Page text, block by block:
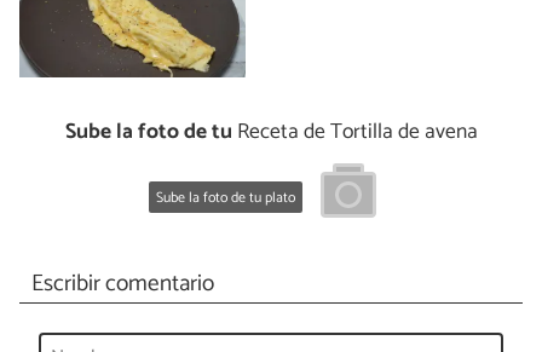
Sube la foto de tu Receta de Tortilla de avena
Sube la foto de tu plato
Escribir comentario